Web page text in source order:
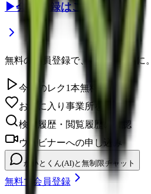
▶会員登録はこちら
無料の会員登録で、さらに便利に。
今日のレク1本無料視聴
お気に入り事業所を保存
検索履歴・閲覧履歴の確認
ウェビナーへの申し込み
かいとくん(AI)と無制限チャット
無料で会員登録